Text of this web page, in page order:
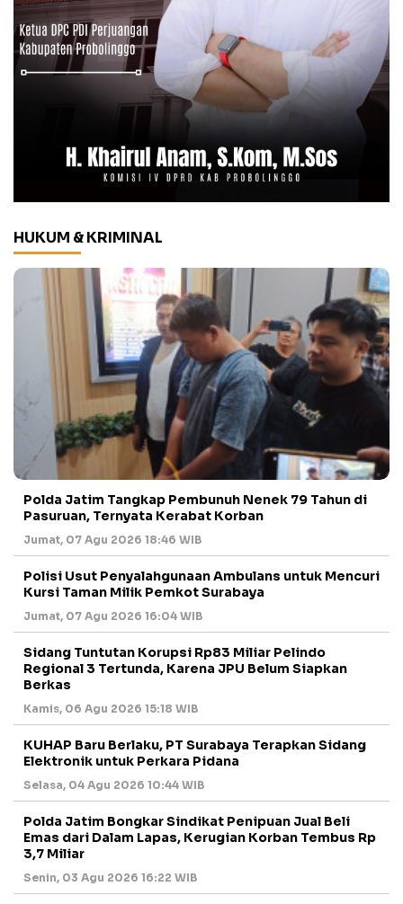
HUKUM & KRIMINAL
Polda Jatim Tangkap Pembunuh Nenek 79 Tahun di
Pasuruan, Ternyata Kerabat Korban
Jumat, 07 Agu 2026 18:46 WIB
Polisi Usut Penyalahgunaan Ambulans untuk Mencuri
Kursi Taman Milik Pemkot Surabaya
Jumat, 07 Agu 2026 16:04 WIB
Sidang Tuntutan Korupsi Rp83 Miliar Pelindo
Regional 3 Tertunda, Karena JPU Belum Siapkan
Berkas
Kamis, 06 Agu 2026 15:18 WIB
KUHAP Baru Berlaku, PT Surabaya Terapkan Sidang
Elektronik untuk Perkara Pidana
Selasa, 04 Agu 2026 10:44 WIB
Polda Jatim Bongkar Sindikat Penipuan Jual Beli
Emas dari Dalam Lapas, Kerugian Korban Tembus Rp
3,7 Miliar
Senin, 03 Agu 2026 16:22 WIB